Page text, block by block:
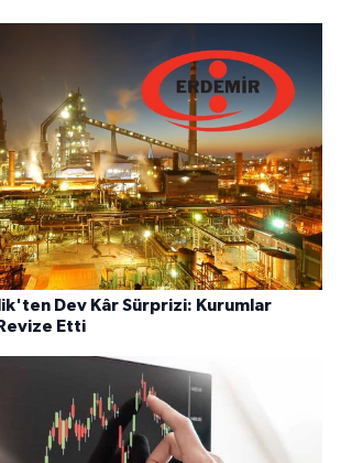
Dev Kâr Sürprizi: Kurumlar
Etti